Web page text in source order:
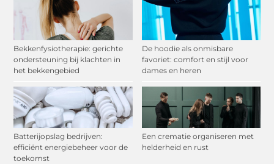
Bekkenfysiotherapie: gerichte
ondersteuning bij klachten in
het bekkengebied
De hoodie als onmisbare
favoriet: comfort en stijl voor
dames en heren
Batterijopslag bedrijven:
efficiënt energiebeheer voor de
toekomst
Een crematie organiseren met
helderheid en rust